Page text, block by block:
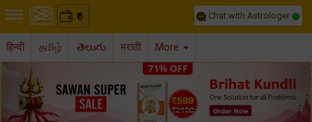
₹
0 Chat with Astrologer
हिन्दी தமிழ் తెలుగు मराठी More
Previous